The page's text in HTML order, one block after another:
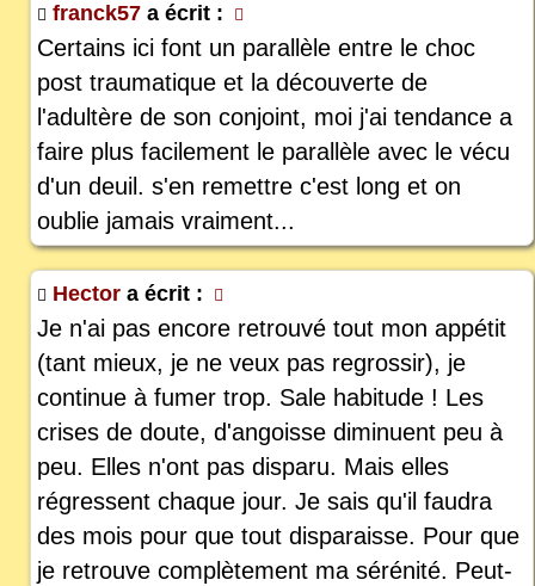
franck57 a écrit :
Certains ici font un parallèle entre le choc
post traumatique et la découverte de
l'adultère de son conjoint, moi j'ai tendance a
faire plus facilement le parallèle avec le vécu
d'un deuil. s'en remettre c'est long et on
oublie jamais vraiment...
Hector a écrit :
Je n'ai pas encore retrouvé tout mon appétit
(tant mieux, je ne veux pas regrossir), je
continue à fumer trop. Sale habitude ! Les
crises de doute, d'angoisse diminuent peu à
peu. Elles n'ont pas disparu. Mais elles
régressent chaque jour. Je sais qu'il faudra
des mois pour que tout disparaisse. Pour que
je retrouve complètement ma sérénité. Peut-